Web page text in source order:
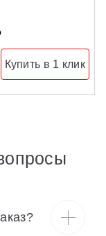
Купить в 1 клик